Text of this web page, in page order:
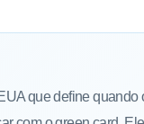
que define quando